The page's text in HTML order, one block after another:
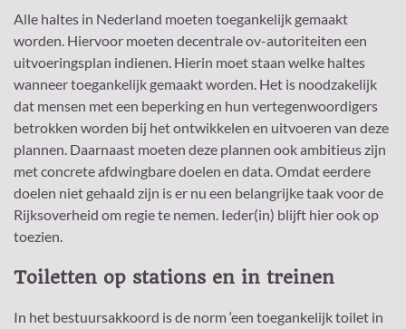
Alle haltes in Nederland moeten toegankelijk gemaakt
worden. Hiervoor moeten decentrale ov-autoriteiten een
uitvoeringsplan indienen. Hierin moet staan welke haltes
wanneer toegankelijk gemaakt worden. Het is noodzakelijk
dat mensen met een beperking en hun vertegenwoordigers
betrokken worden bij het ontwikkelen en uitvoeren van deze
plannen. Daarnaast moeten deze plannen ook ambitieus zijn
met concrete afdwingbare doelen en data. Omdat eerdere
doelen niet gehaald zijn is er nu een belangrijke taak voor de
Rijksoverheid om regie te nemen. Ieder(in) blijft hier ook op
toezien.
Toiletten op stations en in treinen
In het bestuursakkoord is de norm ‘een toegankelijk toilet in